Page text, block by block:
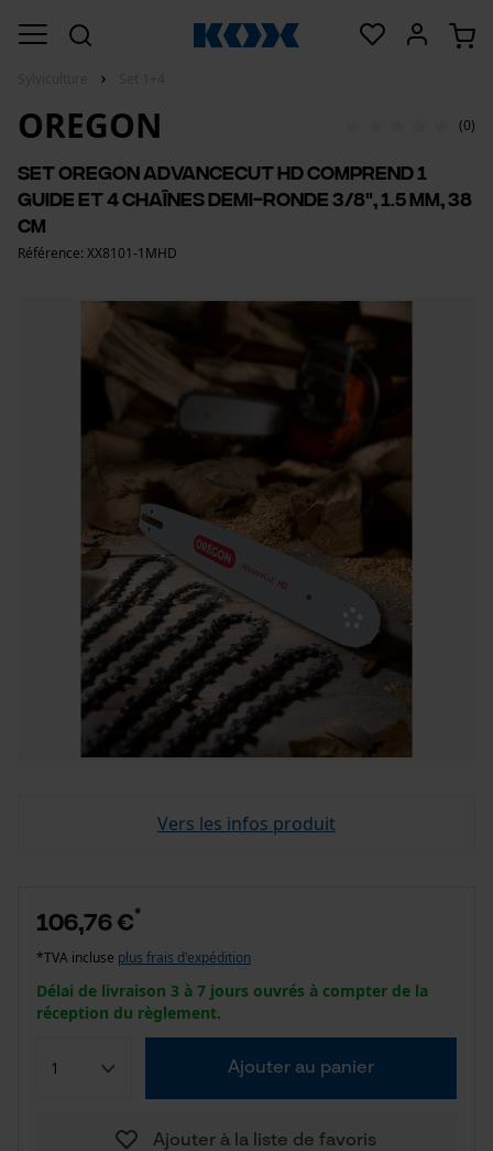
OREGON (0)
Set Oregon AdvanceCut HD comprend 1
guide et 4 chaînes demi-ronde 3/8", 1.5 mm, 38
cm
Référence: XX8101-1MHD
Vers les infos produit
106,76 €*
*TVA incluse plus frais d'expédition
Délai de livraison 3 à 7 jours ouvrés à compter de la
réception du règlement.
Ajouter au panier
Ajouter à la liste de favoris